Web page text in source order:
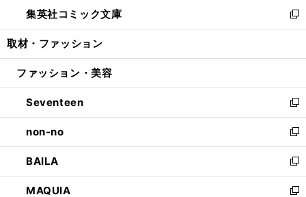
く
で
開
ド
ウ
開
ィ
ン
ウ
開
く
い
ウ
ン
ウ
で
開
く
集英社コミック文庫
新
し
ウ
ン
ド
ウ
で
開
く
取材・ファッション
ファッション・美容
Seventeen
新
し
い
ウ
ィ
ン
ド
non-no
新
し
い
ウ
ィ
BAILA
新
し
い
MAQUIA
新